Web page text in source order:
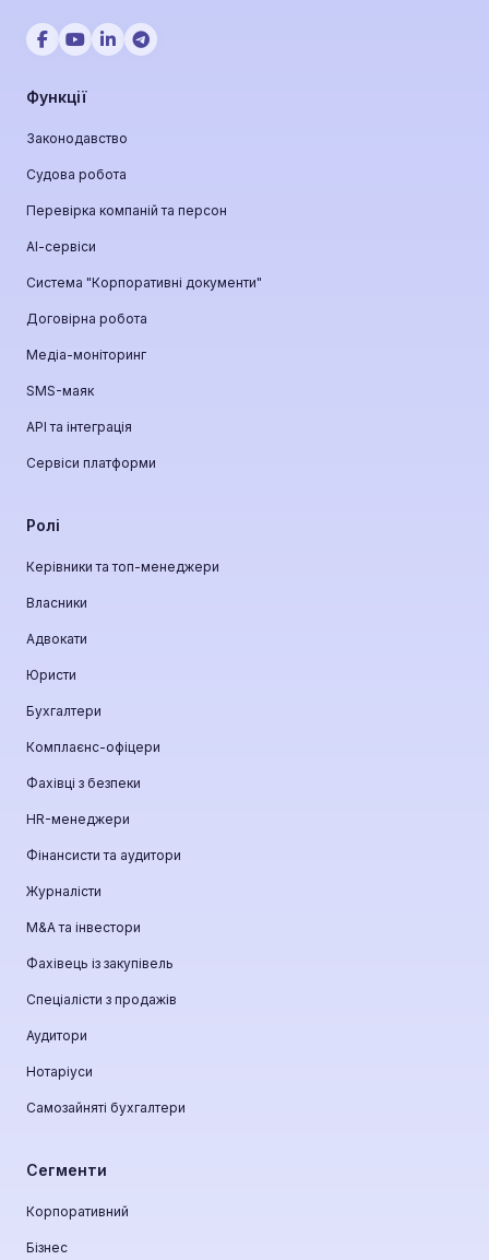
Функції
Законодавство
Судова робота
Перевірка компаній та персон
АІ-сервіси
Система "Корпоративні документи"
Договірна робота
Медіа-моніторинг
SMS-маяк
API та інтеграція
Сервіси платформи
Ролі
Керівники та топ-менеджери
Власники
Адвокати
Юристи
Бухгалтери
Комплаєнс-офіцери
Фахівці з безпеки
HR-менеджери
Фінансисти та аудитори
Журналісти
М&A та інвестори
Фахівець із закупівель
Спеціалісти з продажів
Аудитори
Нотаріуси
Самозайняті бухгалтери
Сегменти
Корпоративний
Бізнес